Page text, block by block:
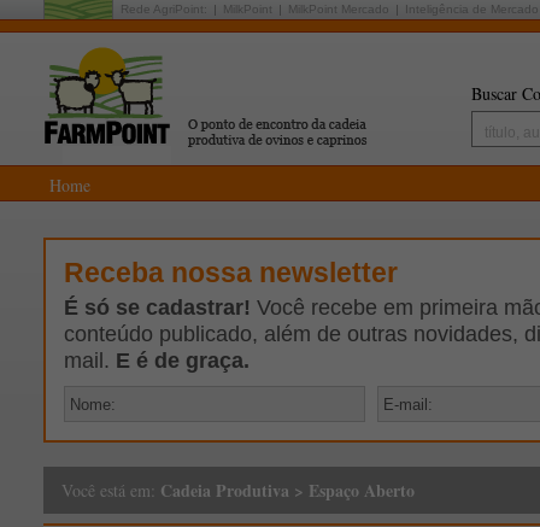
Rede AgriPoint: MilkPoint MilkPoint Mercado Inteligência de Mercado
Buscar
Home
Receba nossa newsletter
É só se cadastrar! Você recebe em primeira
conteúdo publicado, além de outras novidades,
mail. E é de graça.
Você está em: Cadeia Produtiva > Espaço Aberto